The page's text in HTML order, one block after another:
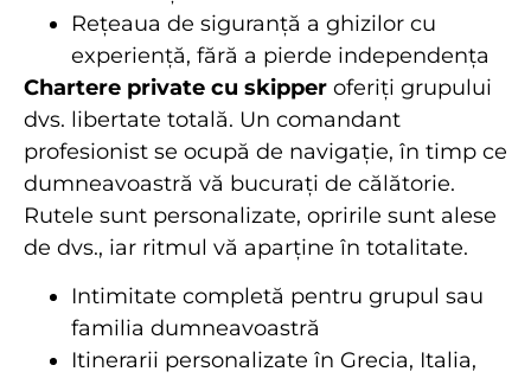
Rețeaua de siguranță a ghizilor cu
experiență, fără a pierde independența
Chartere private cu skipper oferiți grupului
dvs. libertate totală. Un comandant
profesionist se ocupă de navigație, în timp ce
dumneavoastră vă bucurați de călătorie.
Rutele sunt personalizate, opririle sunt alese
de dvs., iar ritmul vă aparține în totalitate.
Intimitate completă pentru grupul sau
familia dumneavoastră
Itinerarii personalizate în Grecia, Italia,